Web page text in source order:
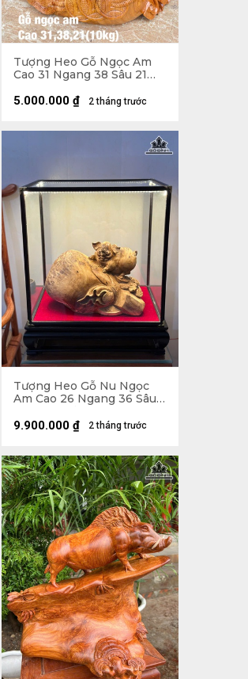
Tượng Heo Gỗ Ngọc Am
Cao 31 Ngang 38 Sâu 21
2 tháng trước
5.000.000 ₫
Tượng Heo Gỗ Nu Ngọc
Am Cao 26 Ngang 36 Sâu
30 (cm)
2 tháng trước
9.900.000 ₫